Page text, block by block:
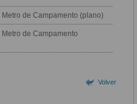
de Campamento (plano)
de Campamento
Volver